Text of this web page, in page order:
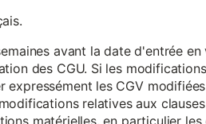
avant la date d'entrée
des CGU. Si les
les CGV
relatives aux